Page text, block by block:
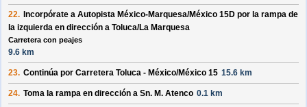
22. Incorpórate a Autopista México-Marquesa/México 15D por la rampa de
la izquierda en dirección a Toluca/La Marquesa
Carretera con peajes
9.6 km
23. Continúa por Carretera Toluca - México/México 15 15.6 km
24. Toma la rampa en dirección a Sn. M. Atenco 0.1 km